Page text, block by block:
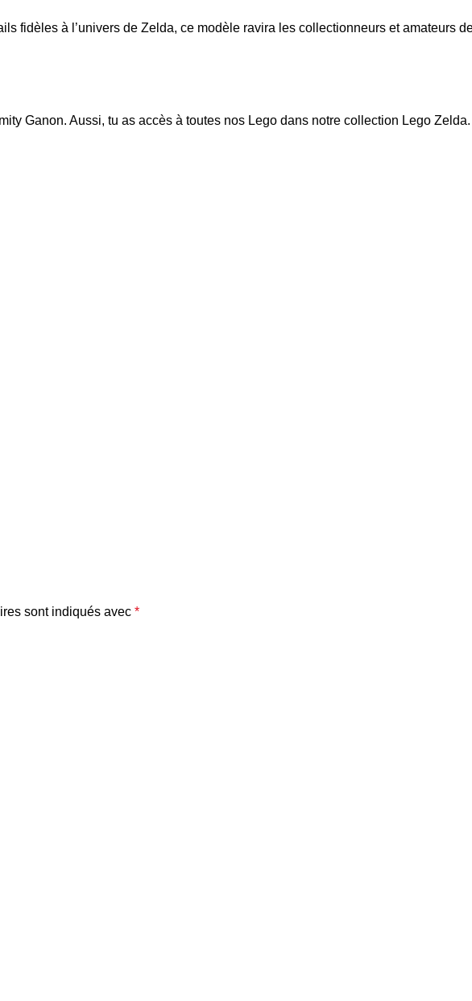
fidèles à l’univers de Zelda, ce modèle ravira les collectionneurs et amateurs
Ganon. Aussi, tu as accès à toutes nos Lego dans notre collection Lego Zelda
sont indiqués avec *